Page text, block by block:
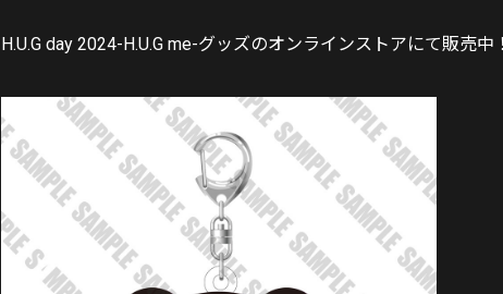
H.U.G day 2024-H.U.G me-グッズのオンラインストアにて販売中！